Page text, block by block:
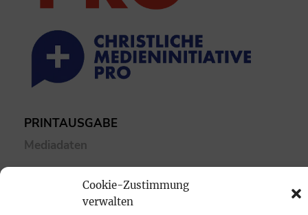
Cookie-Zustimmung
verwalten
PRINTAUSGABE
Mediadaten
PROKOMPAKT
Impressum